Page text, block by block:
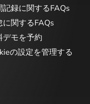
記録に関するFAQs
に関するFAQs
デモを予約
の設定を管理する